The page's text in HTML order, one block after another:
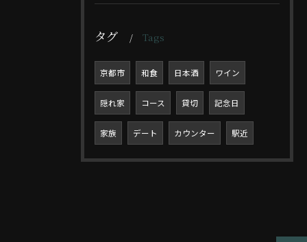
タグ Tags
京都市 和食 日本酒 ワイン
隠れ家 コース 貸切 記念日
家族 デート カウンター 駅近